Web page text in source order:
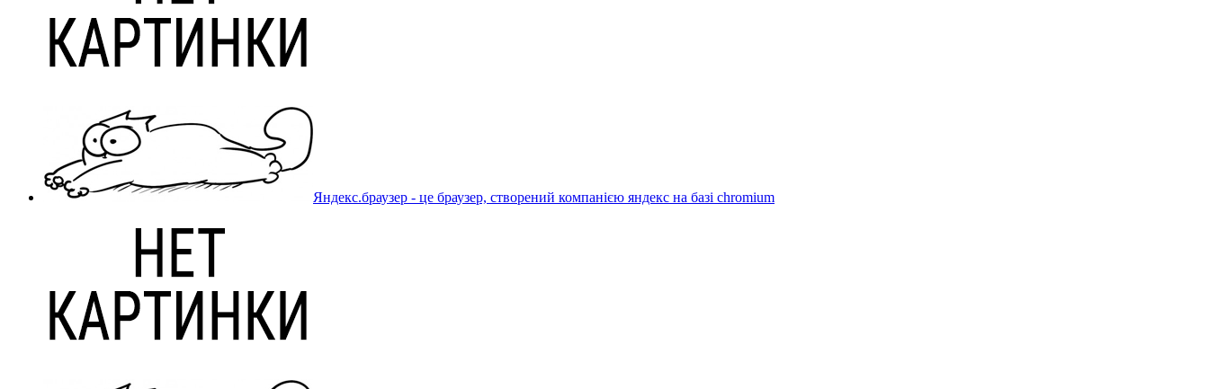
Яндекс.браузер - це браузер, створений компанією яндекс на базі chromium